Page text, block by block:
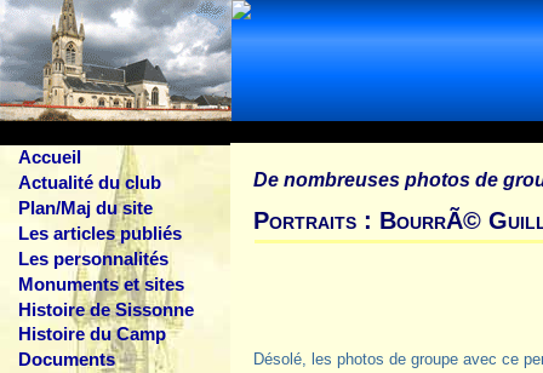
Accueil
Actualité du club
Plan/Maj du site
Les articles publiés
Les personnalités
Monuments et sites
Histoire de Sissonne
Histoire du Camp
Documents
De nombreuses photos de
Portraits : BourrÃ©
Désolé, les photos de groupe avec ce